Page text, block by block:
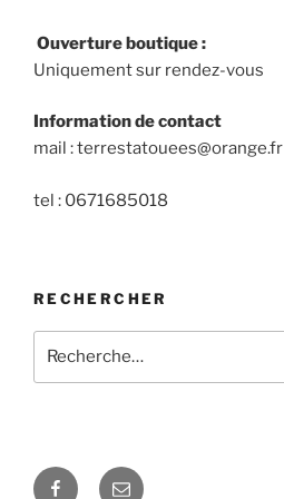
Ouverture boutique :
Uniquement sur rendez-vous
Information de contact
mail : terrestatouees@orange.fr
tel : 0671685018
RECHERCHER